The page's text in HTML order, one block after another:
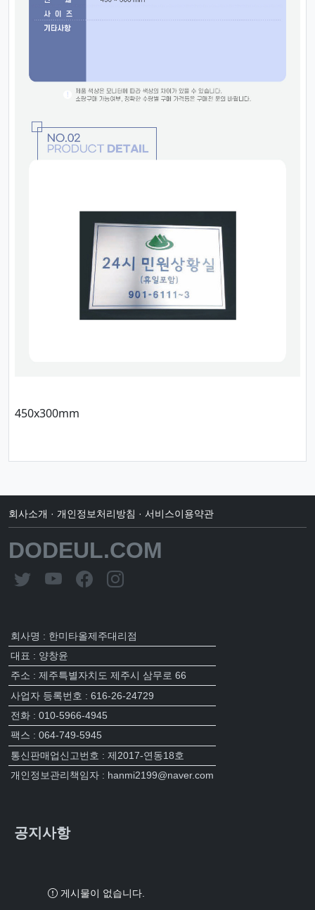
450x300mm
회사소개 · 개인정보처리방침 · 서비스이용약관
DODEUL.COM
회사명 : 한미타올제주대리점
대표 : 양창윤
주소 : 제주특별자치도 제주시 삼무로 66
사업자 등록번호 : 616-26-24729
전화 : 010-5966-4945
팩스 : 064-749-5945
통신판매업신고번호 : 제2017-연동18호
개인정보관리책임자 : hanmi2199@naver.com
공지사항
게시물이 없습니다.